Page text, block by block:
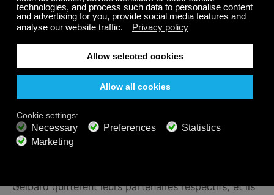
milieu de la cinquantaine. Pendant une période
d'inactivité musicale au début des années 1980, il a
l'actrice Cicely Tyson, lui a apporté des blocs-notes
et des crayons de couleur alors qu'il était dans un
centre de réadaptation. C'est le début d'une passion
pour la création artistique qui a duré toute sa vie.
Il a commencé à prendre des leçons d'un peintre
new-yorkais du nom de Jo Gelbard. Un morceau
Gelbard quittèrent leurs partenaires respectifs, et ils